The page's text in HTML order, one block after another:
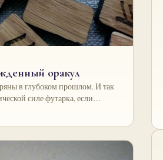
оракул
в глубоком прошлом. И так
силе футарка, если…